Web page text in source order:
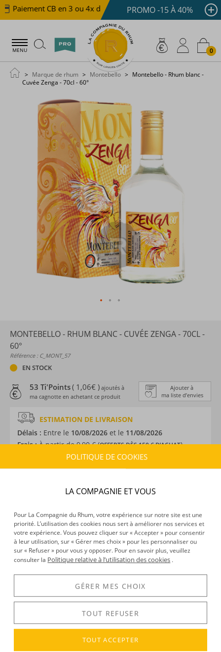
Paiement CB en 3 ou 4x dès 100 € Livraison offerte
PROMO -15 À 40%
MENU 0
Marque de rhum Montebello
Montebello - Rhum blanc -
Cuvée Zenga - 70cl - 60°
MONTEBELLO - RHUM BLANC - CUVÉE ZENGA - 70CL -
60°
Référence : C_MONT_57
EN STOCK
Ajouter à
ma liste d’envies
53 Ti'Points( 1,06€ ) ajoutés à
ma cagnotte en achetant ce produit
ESTIMATION DE LIVRAISON
Délais : Entre le 10/08/2026 et le 11/08/2026
Frais :À partir de 9,90 € (OFFERTS DÈS 150 € D’ACHAT)
Rhum agricole
Distillation :Colonne
Volume :70CL
Degré :60°
DÉCOUVERTE
POLITIQUE DE COOKIES
LA COMPAGNIE ET VOUS
Pour La Compagnie du Rhum, votre expérience sur notre site est une
priorité. L’utilisation des cookies nous sert à améliorer nos services et
votre expérience. Vous pouvez cliquer sur « Accepter » pour consentir
à leur utilisation, sur « Gérer mes choix » pour les personnaliser ou
sur « Refuser » pour vous y opposer. Pour en savoir plus, veuillez
consulter la Politique relative à l’utilisation des cookies .
GÉRER MES CHOIX
TOUT REFUSER
TOUT ACCEPTER